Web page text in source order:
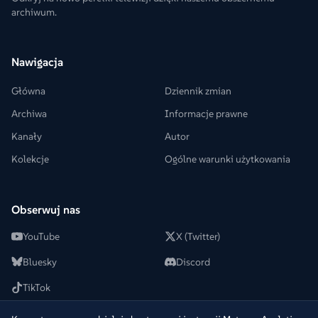
archiwum.
Nawigacja
Główna
Archiwa
Kanały
Kolekcje
Dziennik zmian
Informacje prawne
Autor
Ogólne warunki użytkowania
Obserwuj nas
YouTube
X (Twitter)
Bluesky
Discord
TikTok